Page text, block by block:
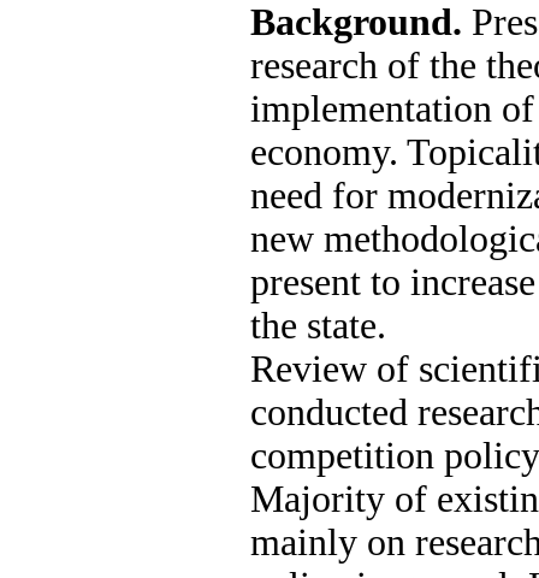
Background.
research of the
implementation
economy.
need for
new
present to
the state.
Review of
conducted
competition
Majority of
mainly on